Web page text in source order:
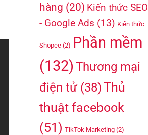
hàng (20) Kiến thức SEO
- Google Ads (13) Kiến thức
Shopee(2) Phần mềm
(132) Thương mại
điện tử(38)Thủ
thuật facebook
(51) TikTok Marketing(2)